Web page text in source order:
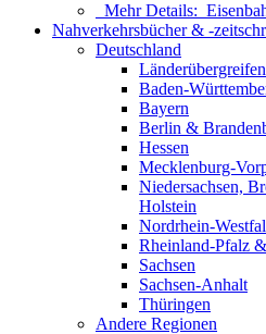
Mehr Details:
Nahverkehrsbücher & -
Deutschland
Baden-
Bayern
Berlin &
Hessen
Mecklenburg-
Niedersachsen,
Holstein
Nordrhein-
Rheinland-Pfalz
Sachsen
Sachsen-Anhalt
Thüringen
Andere Regionen